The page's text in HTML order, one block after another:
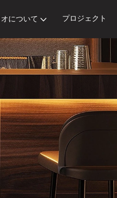
について プロジェクト